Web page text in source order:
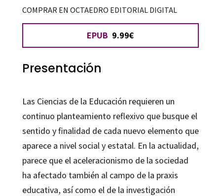
inclusivo
cantidad
COMPRAR EN OCTAEDRO EDITORIAL DIGITAL
EPUB 9.99€
Presentación
Las Ciencias de la Educación requieren un
continuo planteamiento reflexivo que busque el
sentido y finalidad de cada nuevo elemento que
aparece a nivel social y estatal. En la actualidad,
parece que el aceleracionismo de la sociedad
ha afectado también al campo de la praxis
educativa, así como el de la investigación